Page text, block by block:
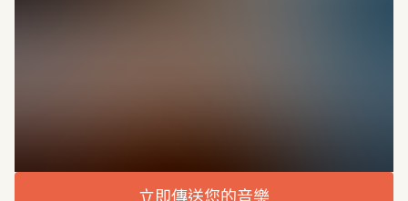
立即傳送您的音樂